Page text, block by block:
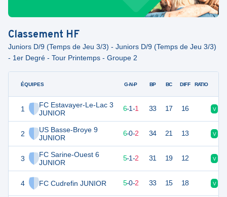
Classement HF
Juniors D/9 (Temps de Jeu 3/3) - Juniors D/9 (Temps de Jeu 3/3)
- 1er Degré - Tour Printemps - Groupe 2
ÉQUIPES
1
FC Estavayer-Le-Lac 3
JUNIOR
2
US Basse-Broye 9
JUNIOR
3
FC Sarine-Ouest 6
JUNIOR
4 FC Cudrefin JUNIOR
G-N-P BP BC DIFF RATIO
19 8 6-1-1 33 17 16 V
18 6-0-2 34 21 13 V
16 5-1-2 31 19 12 V
15 5-0-2 33 15 18 V